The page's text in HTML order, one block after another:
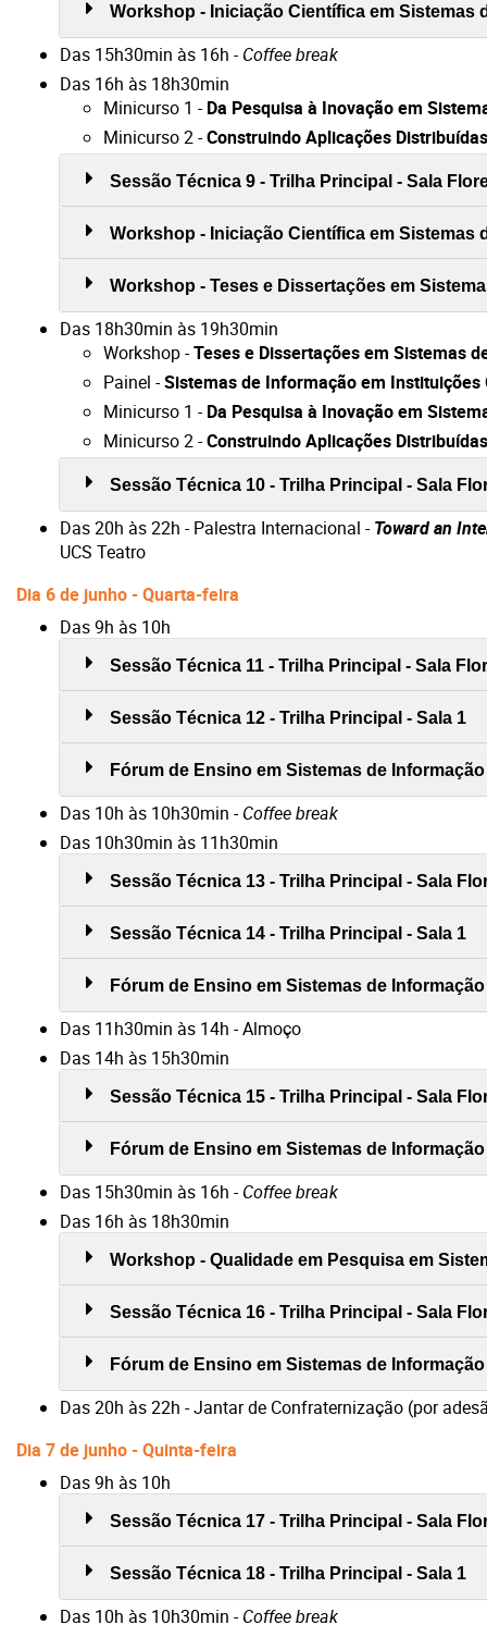
Workshop - Iniciação Científica em Sistemas
Das 15h30min às 16h -Coffee break
Das 16h às 18h30min
Minicurso 1 -Da Pesquisa à Inovação em
Minicurso 2 -Construindo Aplicações
Sessão Técnica 9 - Trilha Principal - Sala
Workshop - Iniciação Científica em Sistemas
Workshop - Teses e Dissertações em
Das 18h30min às 19h30min
Workshop -Teses e Dissertações em Sistemas
Painel -Sistemas de Informação em Instituições
Minicurso 1 -Da Pesquisa à Inovação em
Minicurso 2 -Construindo Aplicações
Sessão Técnica 10 - Trilha Principal - Sala
Das 20h às 22h - Palestra Internacional -Toward an
UCS Teatro
Dia 6 de junho - Quarta-feira
Das 9h às 10h
Sessão Técnica 11 - Trilha Principal - Sala
Sessão Técnica 12 - Trilha Principal - Sala 1
Fórum de Ensino em Sistemas de Informação
Das 10h às 10h30min -Coffee break
Das 10h30min às 11h30min
Sessão Técnica 13 - Trilha Principal - Sala
Sessão Técnica 14 - Trilha Principal - Sala 1
Fórum de Ensino em Sistemas de Informação
Das 11h30min às 14h - Almoço
Das 14h às 15h30min
Sessão Técnica 15 - Trilha Principal - Sala
Fórum de Ensino em Sistemas de Informação
Das 15h30min às 16h -Coffee break
Das 16h às 18h30min
Workshop - Qualidade em Pesquisa em
Sessão Técnica 16 - Trilha Principal - Sala
Fórum de Ensino em Sistemas de Informação
Das 20h às 22h - Jantar de Confraternização (por
Dia 7 de junho - Quinta-feira
Das 9h às 10h
Sessão Técnica 17 - Trilha Principal - Sala
Sessão Técnica 18 - Trilha Principal - Sala 1
Das 10h às 10h30min -Coffee break